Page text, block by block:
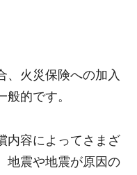
、火災保険への加入
的です。
内容によってさまざ
地震や地震が原因の